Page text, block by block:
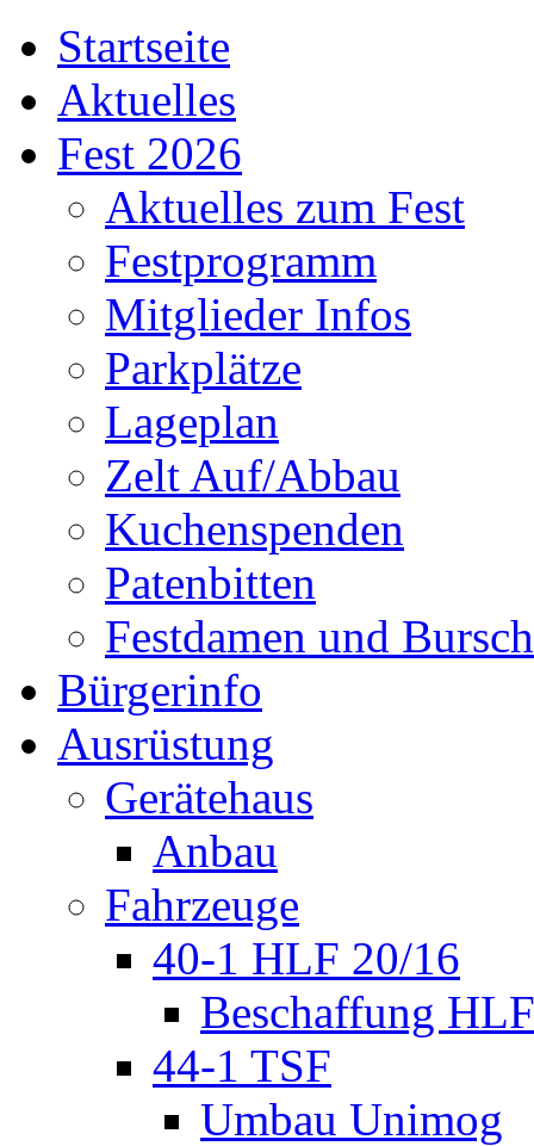
Startseite
Aktuelles
Fest 2026
Aktuelles zum Fest
Festprogramm
Mitglieder Infos
Parkplätze
Lageplan
Zelt Auf/Abbau
Kuchenspenden
Patenbitten
Festdamen und
Bürgerinfo
Ausrüstung
Gerätehaus
Anbau
Fahrzeuge
40-1 HLF 20/16
Beschaffung HLF
44-1 TSF
Umbau Unimog